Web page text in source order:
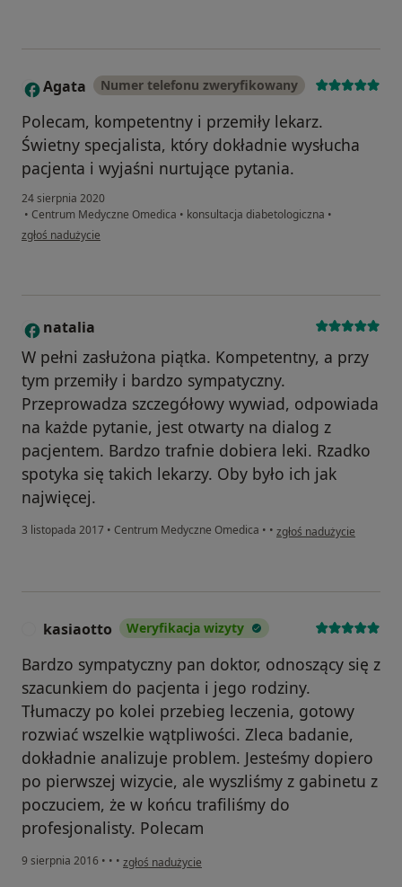
A Agata Numer telefonu zweryfikowany
Polecam, kompetentny i przemiły lekarz.
Świetny specjalista, który dokładnie wysłucha
pacjenta i wyjaśni nurtujące pytania.
24 sierpnia 2020
• Centrum Medyczne Omedica • konsultacja diabetologiczna •
w opinii użytkownika Agata
zgłoś nadużycie
N natalia
W pełni zasłużona piątka. Kompetentny, a przy
tym przemiły i bardzo sympatyczny.
Przeprowadza szczegółowy wywiad, odpowiada
na każde pytanie, jest otwarty na dialog z
pacjentem. Bardzo trafnie dobiera leki. Rzadko
spotyka się takich lekarzy. Oby było ich jak
najwięcej.
3 listopada 2017 • Centrum Medyczne Omedica • • w opinii użytkownika
zgłoś nadużycie
kasiaotto Weryfikacja wizyty
Bardzo sympatyczny pan doktor, odnoszący się z
szacunkiem do pacjenta i jego rodziny.
Tłumaczy po kolei przebieg leczenia, gotowy
rozwiać wszelkie wątpliwości. Zleca badanie,
dokładnie analizuje problem. Jesteśmy dopiero
po pierwszej wizycie, ale wyszliśmy z gabinetu z
poczuciem, że w końcu trafiliśmy do
profesjonalisty. Polecam
9 sierpnia 2016 • • • w opinii użytkownika kasiaotto
zgłoś nadużycie